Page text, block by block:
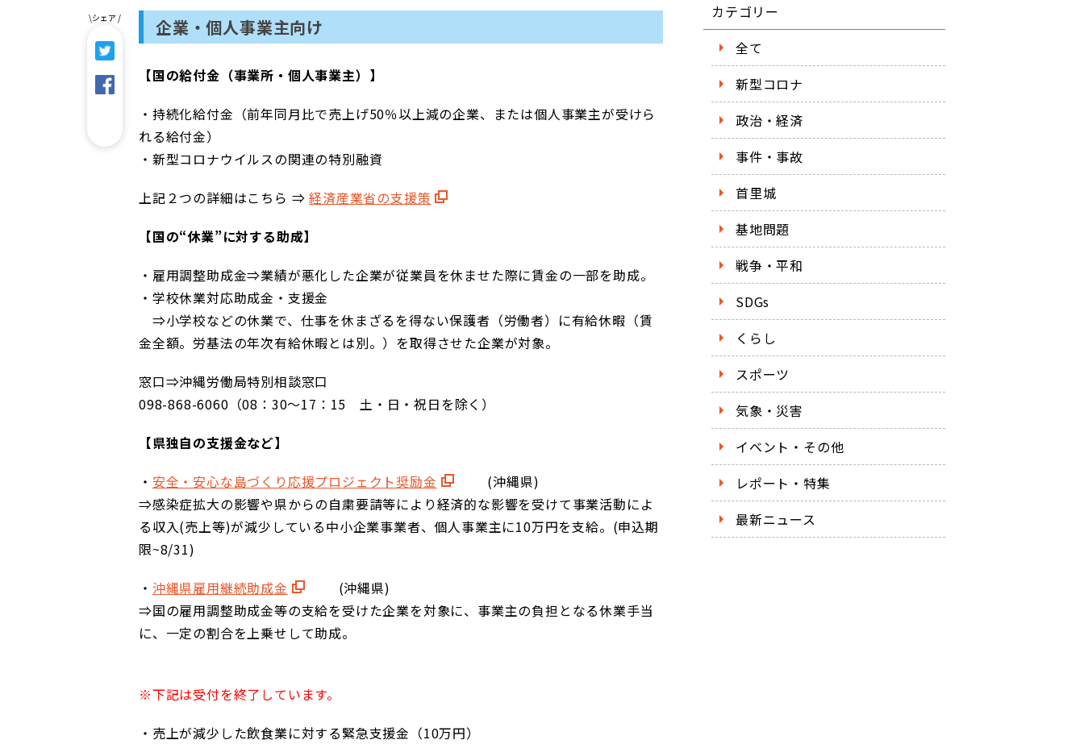
企業・個人事業主向け
【国の給付金（事業所・個人事業主）】
・持続化給付金（前年同月比で売上げ50％以上減の企業、または個人事業主が受けら
れる給付金）
・新型コロナウイルスの関連の特別融資
上記２つの詳細はこちら ⇒経済産業省の支援策
【国の“休業”に対する助成】
・雇用調整助成金⇒業績が悪化した企業が従業員を休ませた際に賃金の一部を助成。
・学校休業対応助成金・支援金
⇒小学校などの休業で、仕事を休まざるを得ない保護者（労働者）に有給休暇（賃
金全額。労基法の年次有給休暇とは別。）を取得させた企業が対象。
窓口⇒沖縄労働局特別相談窓口
098-868-6060（08：30～17：15 土・日・祝日を除く）
【県独自の支援金など】
・ 安全・安心な島づくり応援プロジェクト奨励金
(沖縄県)
⇒感染症拡大の影響や県からの自粛要請等により経済的な影響を受けて事業活動によ
る収入(売上等)が減少している中小企業事業者、個人事業主に10万円を支給。(申込期
限~8/31)
・ 沖縄県雇用継続助成金
(沖縄県)
⇒国の雇用調整助成金等の支給を受けた企業を対象に、事業主の負担となる休業手当
に、一定の割合を上乗せして助成。
※下記は受付を終了しています。
・売上が減少した飲食業に対する緊急支援金（10万円）
カテゴリー
全て
新型コロナ
政治・経済
事件・事故
首里城
基地問題
戦争・平和
SDGs
くらし
スポーツ
気象・災害
イベント・その他
レポート・特集
最新ニュース